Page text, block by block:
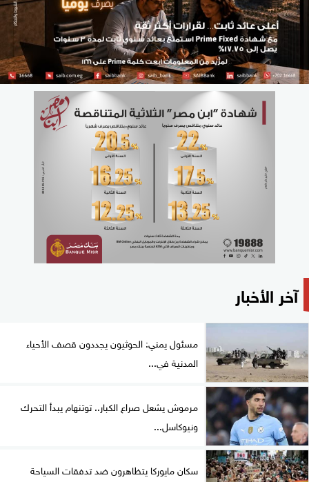
آخر الأخبار
مسئول يمني: الحوثيون يجددون قصف الأحياء
المدنية في...
مرموش يشعل صراع الكبار.. توتنهام يبدأ التحرك
ونيوكاسل...
سكان مايوركا يتظاهرون ضد تدفقات السياحة